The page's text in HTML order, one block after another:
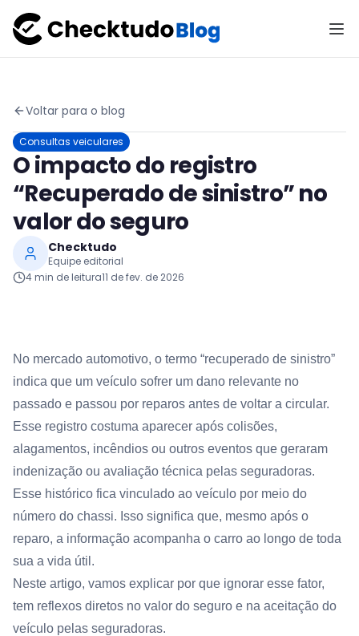
Voltar para o blog
Consultas veiculares
O impacto do registro
“Recuperado de sinistro” no
valor do seguro
Checktudo
Equipe editorial
4 min de leitura11 de fev. de 2026
No mercado automotivo, o termo “recuperado de sinistro”
indica que um veículo sofrer um dano relevante no
passado e passou por reparos antes de voltar a circular.
Esse registro costuma aparecer após colisões,
alagamentos, incêndios ou outros eventos que geraram
indenização ou avaliação técnica pelas seguradoras.
Esse histórico fica vinculado ao veículo por meio do
número do chassi. Isso significa que, mesmo após o
reparo, a informação acompanha o carro ao longo de toda
sua a vida útil.
Neste artigo, vamos explicar por que ignorar esse fator,
tem reflexos diretos no valor do seguro e na aceitação do
veículo pelas seguradoras.